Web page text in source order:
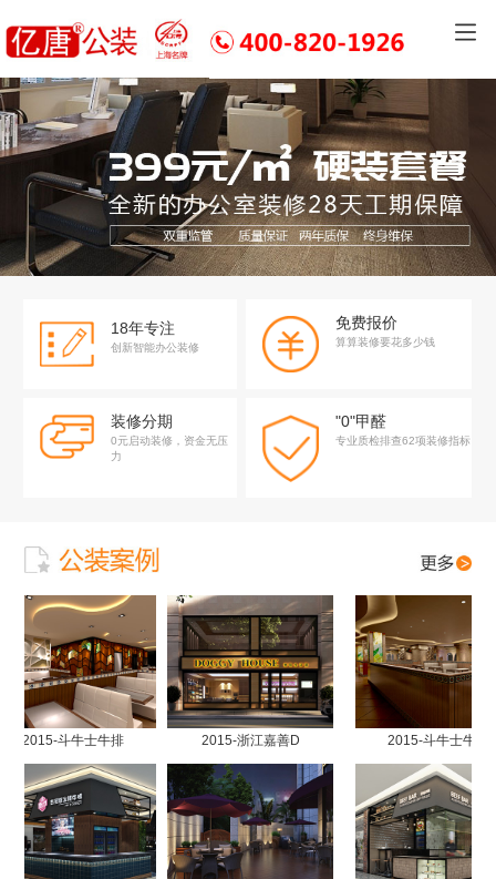
18年专注
创新智能办公装修
免费报价
算算装修要花多少钱
装修分期
0元启动装修，资金无压
力
"0"甲醛
专业质检排查62项装修指标
2015-斗牛士牛排 2015-浙江嘉善D 2015-斗牛士牛排